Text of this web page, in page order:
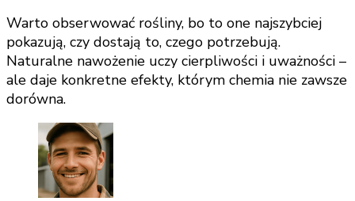
Warto obserwować rośliny, bo to one najszybciej
pokazują, czy dostają to, czego potrzebują.
Naturalne nawożenie uczy cierpliwości i uważności –
ale daje konkretne efekty, którym chemia nie zawsze
dorówna.